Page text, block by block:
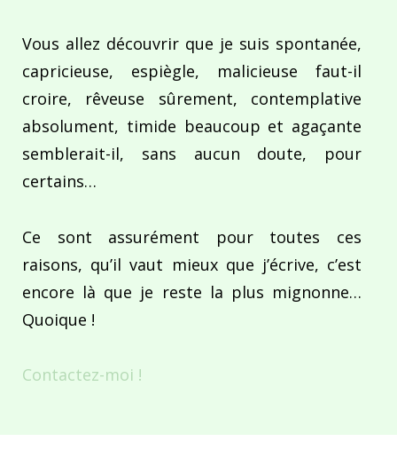
Vous allez découvrir que je suis spontanée,
capricieuse, espiègle, malicieuse faut-il
croire, rêveuse sûrement, contemplative
absolument, timide beaucoup et agaçante
semblerait-il, sans aucun doute, pour
certains…
Ce sont assurément pour toutes ces
raisons, qu’il vaut mieux que j’écrive, c’est
encore là que je reste la plus mignonne…
Quoique !
Contactez-moi !